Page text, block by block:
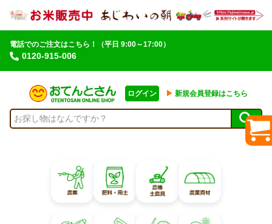
電話でのご注文はこちら！
0120-915-006
（平日 9:00～17:00）
ログイン ▶︎ 新規会員登録はこちら